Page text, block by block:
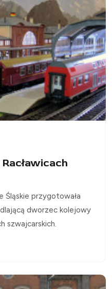
Śląskie przygotowała
dworzec kolejowy
szwajcarskich.